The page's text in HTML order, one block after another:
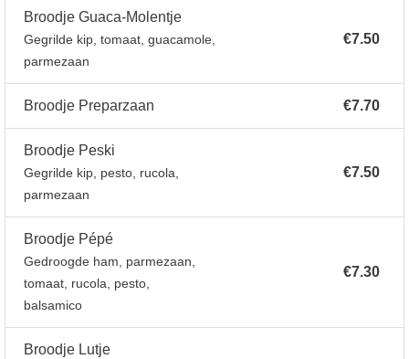
Broodje Guaca-Molentje
Gegrilde kip, tomaat, guacamole,
parmezaan
€7.50
Broodje Preparzaan €7.70
Broodje Peski
Gegrilde kip, pesto, rucola,
parmezaan
€7.50
Broodje Pépé
Gedroogde ham, parmezaan,
tomaat, rucola, pesto,
balsamico
€7.30
Broodje Lutje